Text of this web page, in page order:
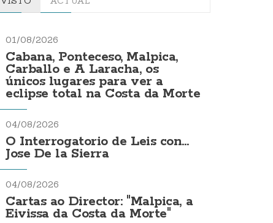
01/08/2026
Cabana, Ponteceso, Malpica,
Carballo e A Laracha, os
únicos lugares para ver a
eclipse total na Costa da Morte
04/08/2026
O Interrogatorio de Leis con...
Jose De la Sierra
04/08/2026
Cartas ao Director: "Malpica, a
Eivissa da Costa da Morte"